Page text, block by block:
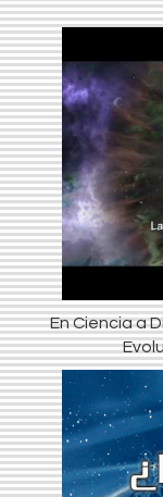
En Ciencia a